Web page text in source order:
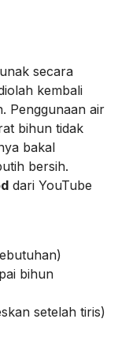
secara
kembali
Penggunaan air
bihun tidak
bakal
bersih.
dari YouTube
bihun
setelah tiris)